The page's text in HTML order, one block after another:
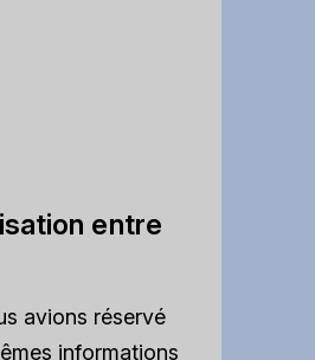
entre
avions réservé
informations